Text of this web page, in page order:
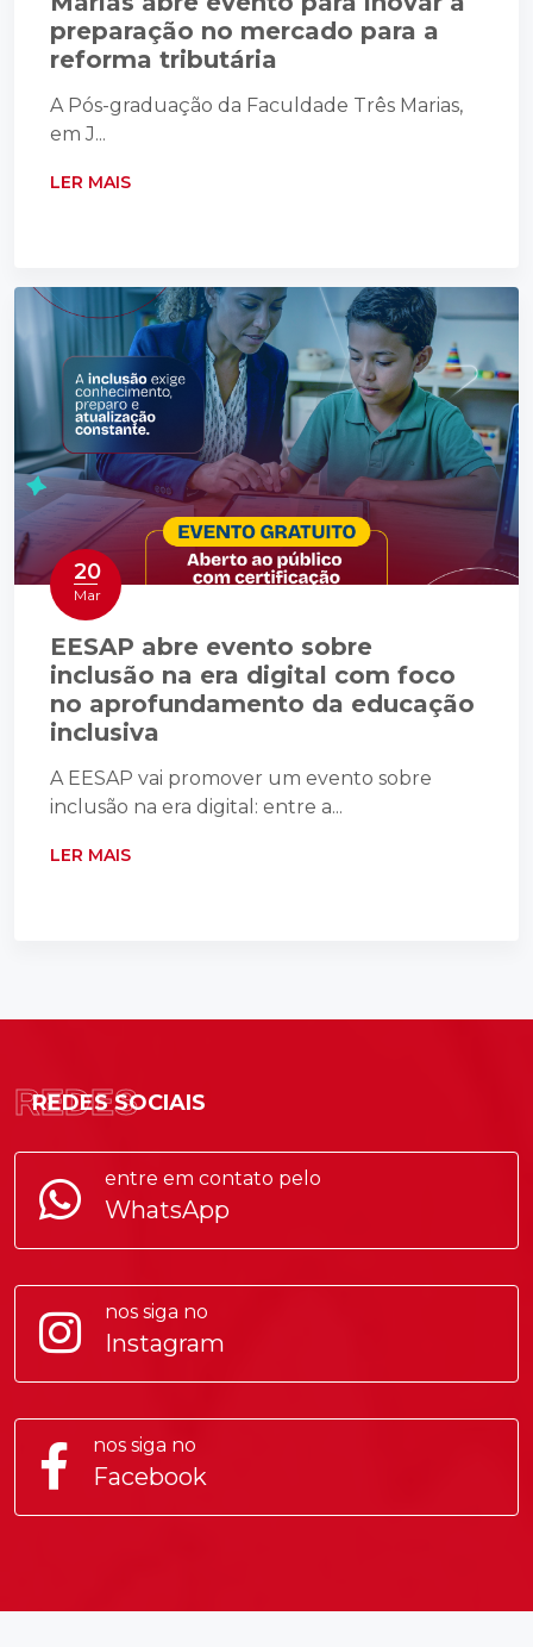
preparação no mercado para a
reforma tributária
A Pós-graduação da Faculdade Três Marias,
em J...
LER MAIS
20
Mar
EESAP abre evento sobre
inclusão na era digital com foco
no aprofundamento da educação
inclusiva
A EESAP vai promover um evento sobre
inclusão na era digital: entre a...
LER MAIS
REDES SOCIAIS
REDES
entre em contato pelo
WhatsApp
nos siga no
Instagram
nos siga no
Facebook